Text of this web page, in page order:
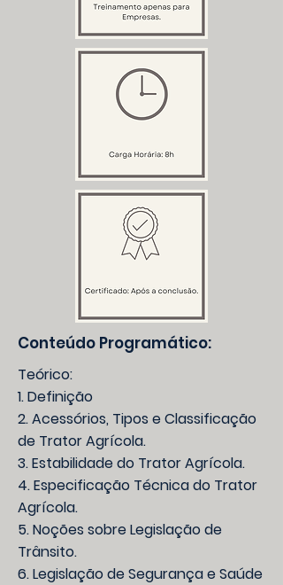
Conteúdo Programático:
Teórico:
1. Definição
2. Acessórios, Tipos e Classificação
de Trator Agrícola.
3. Estabilidade do Trator Agrícola.
4. Especificação Técnica do Trator
Agrícola.
5. Noções sobre Legislação de
Trânsito.
6. Legislação de Segurança e Saúde